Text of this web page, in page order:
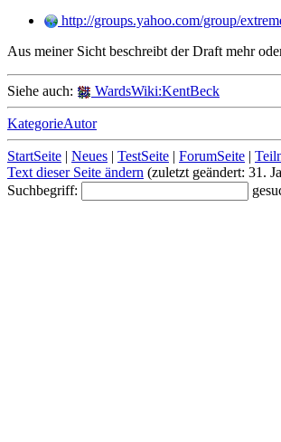
http://groups.yahoo.com/group/
Aus meiner Sicht beschreibt der Draft mehr
Siehe auch: WardsWiki:KentBeck
KategorieAutor
StartSeite | Neues | TestSeite | ForumSeite |
Text dieser Seite ändern (zuletzt geändert: 31.
Suchbegriff: